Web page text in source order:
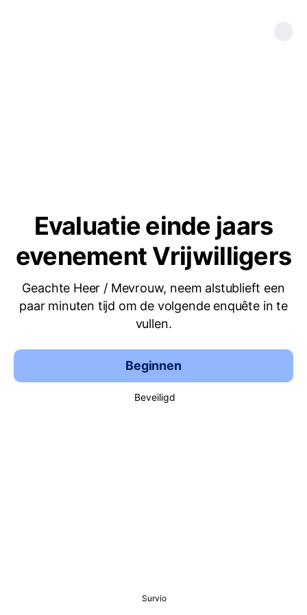
Evaluatie einde jaars
evenement Vrijwilligers
Geachte Heer / Mevrouw, neem alstublieft een
paar minuten tijd om de volgende enquête in te
vullen.
Beginnen
Beveiligd
Survio